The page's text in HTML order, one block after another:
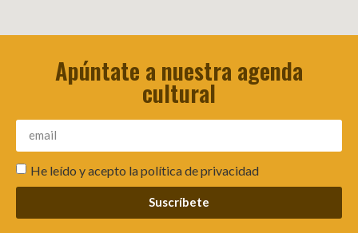
Apúntate a nuestra agenda
cultural
He leído y acepto lapolítica de privacidad
Suscríbete